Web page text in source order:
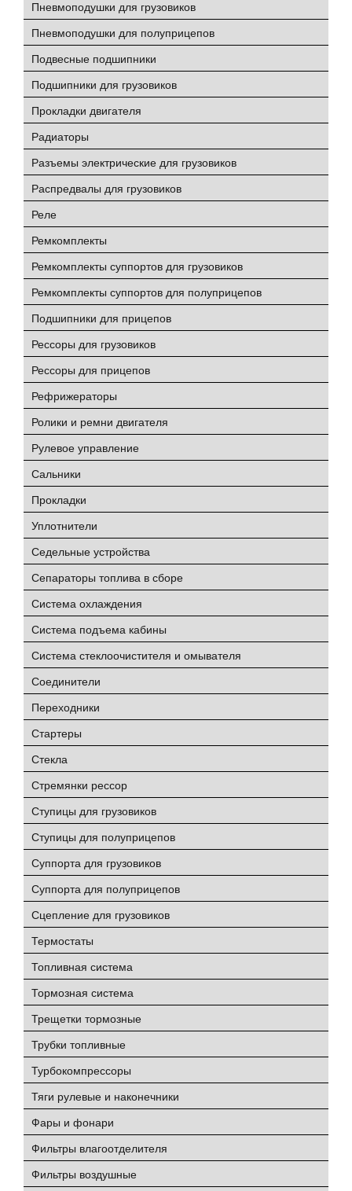
Пневмоподушки для грузовиков
Пневмоподушки для полуприцепов
Подвесные подшипники
Подшипники для грузовиков
Прокладки двигателя
Радиаторы
Разъемы электрические для грузовиков
Распредвалы для грузовиков
Реле
Ремкомплекты
Ремкомплекты суппортов для грузовиков
Ремкомплекты суппортов для полуприцепов
Подшипники для прицепов
Рессоры для грузовиков
Рессоры для прицепов
Рефрижераторы
Ролики и ремни двигателя
Рулевое управление
Сальники
Прокладки
Уплотнители
Седельные устройства
Сепараторы топлива в сборе
Система охлаждения
Система подъема кабины
Система стеклоочистителя и омывателя
Соединители
Переходники
Стартеры
Стекла
Стремянки рессор
Ступицы для грузовиков
Ступицы для полуприцепов
Суппорта для грузовиков
Суппорта для полуприцепов
Сцепление для грузовиков
Термостаты
Топливная система
Тормозная система
Трещетки тормозные
Трубки топливные
Турбокомпрессоры
Тяги рулевые и наконечники
Фары и фонари
Фильтры влагоотделителя
Фильтры воздушные